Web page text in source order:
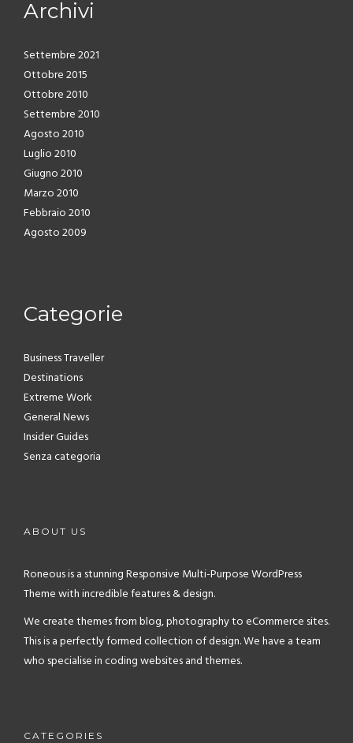
Archivi
Settembre 2021
Ottobre 2015
Ottobre 2010
Settembre 2010
Agosto 2010
Luglio 2010
Giugno 2010
Marzo 2010
Febbraio 2010
Agosto 2009
Categorie
Business Traveller
Destinations
Extreme Work
General News
Insider Guides
Senza categoria
ABOUT US
Roneous is a stunning Responsive Multi-Purpose WordPress
Theme with incredible features & design.
We create themes from blog, photography to eCommerce sites.
This is a perfectly formed collection of design. We have a team
who specialise in coding websites and themes.
CATEGORIES